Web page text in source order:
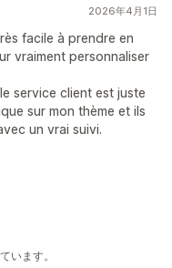
2026年4月1日
facile à prendre en
vraiment personnaliser
service client est juste
sur mon thème et ils
un vrai suivi.
います。